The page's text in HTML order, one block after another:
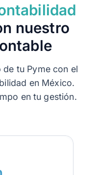
nuestro
de tu Pyme con el
en México.
en tu gestión.